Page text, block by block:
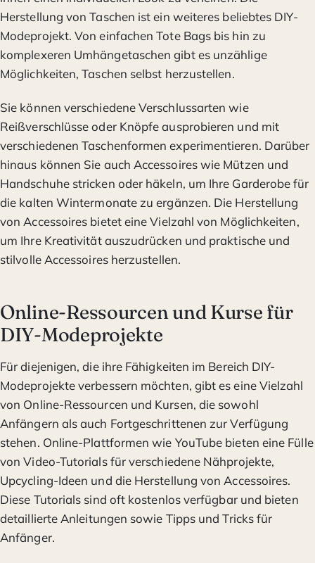
Herstellung von Taschen ist ein weiteres beliebtes DIY-
Modeprojekt. Von einfachen Tote Bags bis hin zu
komplexeren Umhängetaschen gibt es unzählige
Möglichkeiten, Taschen selbst herzustellen.
Sie können verschiedene Verschlussarten wie
Reißverschlüsse oder Knöpfe ausprobieren und mit
verschiedenen Taschenformen experimentieren. Darüber
hinaus können Sie auch Accessoires wie Mützen und
Handschuhe stricken oder häkeln, um Ihre Garderobe für
die kalten Wintermonate zu ergänzen. Die Herstellung
von Accessoires bietet eine Vielzahl von Möglichkeiten,
um Ihre Kreativität auszudrücken und praktische und
stilvolle Accessoires herzustellen.
Online-Ressourcen und Kurse für
DIY-Modeprojekte
Für diejenigen, die ihre Fähigkeiten im Bereich DIY-
Modeprojekte verbessern möchten, gibt es eine Vielzahl
von Online-Ressourcen und Kursen, die sowohl
Anfängern als auch Fortgeschrittenen zur Verfügung
stehen. Online-Plattformen wie YouTube bieten eine Fülle
von Video-Tutorials für verschiedene Nähprojekte,
Upcycling-Ideen und die Herstellung von Accessoires.
Diese Tutorials sind oft kostenlos verfügbar und bieten
detaillierte Anleitungen sowie Tipps und Tricks für
Anfänger.